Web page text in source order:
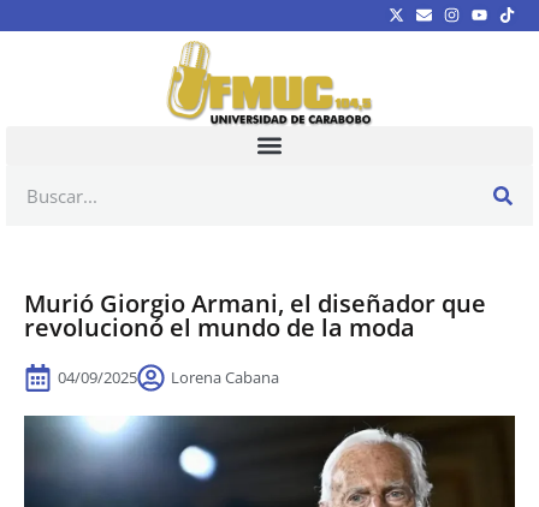
Murió Giorgio Armani, el diseñador que
revolucionó el mundo de la moda
04/09/2025 Lorena Cabana